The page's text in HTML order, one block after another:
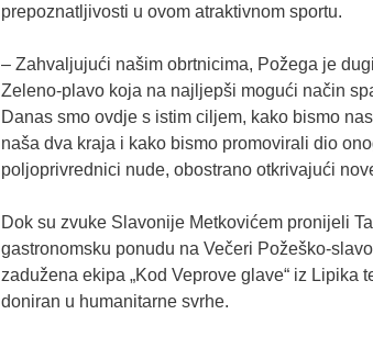
prepoznatljivosti u ovom atraktivnom sportu.
– Zahvaljujući našim obrtnicima, Požega je
Zeleno-plavo koja na najljepši mogući način
Danas smo ovdje s istim ciljem, kako bismo
naša dva kraja i kako bismo promovirali dio
poljoprivrednici nude, obostrano otkrivajući
Dok su zvuke Slavonije Metkovićem pronijeli
gastronomsku ponudu na Večeri Požeško-
zadužena ekipa „Kod Veprove glave“ iz
doniran u humanitarne svrhe.